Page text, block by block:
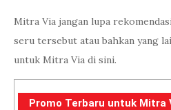
Mitra Via jangan lupa
seru tersebut atau bahkan yang
untuk Mitra Via di sini.
Promo Terbaru untuk Mitra